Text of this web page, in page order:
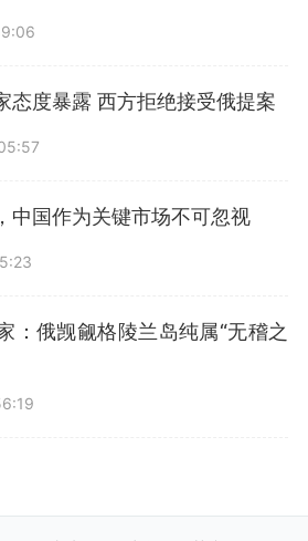
态度暴露 西方拒绝接受俄提案
中国作为关键市场不可忽视
：俄觊觎格陵兰岛纯属“无稽之